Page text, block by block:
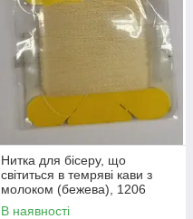
Нитка для бісеру, що
світиться в темряві кави з
молоком (бежева), 1206
В наявності